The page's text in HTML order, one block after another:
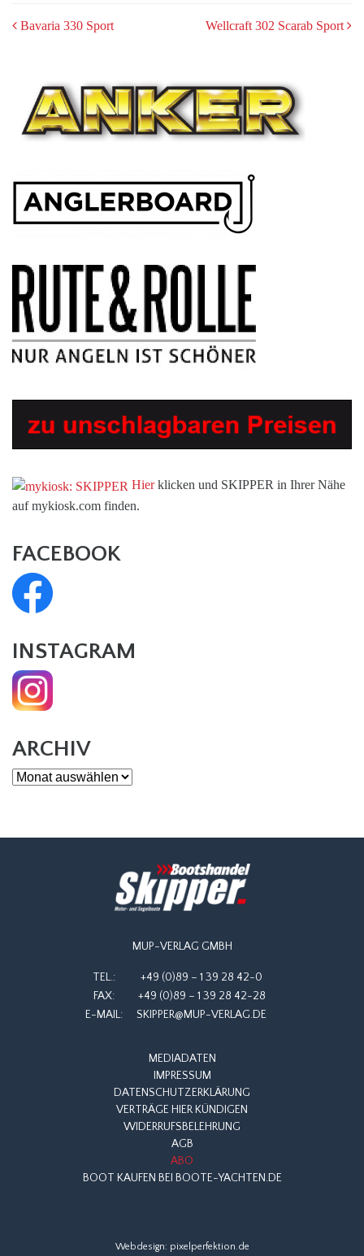
POST
Bavaria 330 Sport Wellcraft 302 Scarab Sport
Hierklicken und SKIPPER in Ihrer Nähe
auf mykiosk.com finden.
FACEBOOK
INSTAGRAM
ARCHIV
Archiv
MUP-VERLAG GMBH
TEL.:
+49 (0)89 – 1 39 28 42-0
FAX:
+49 (0)89 – 1 39 28 42-28
E-MAIL:
SKIPPER@MUP-VERLAG.DE
MEDIADATEN
IMPRESSUM
DATENSCHUTZERKLÄRUNG
VERTRÄGE HIER KÜNDIGEN
WIDERRUFSBELEHRUNG
AGB
ABO
BOOT KAUFEN BEI BOOTE-YACHTEN.DE
Webdesign: pixelperfektion.de